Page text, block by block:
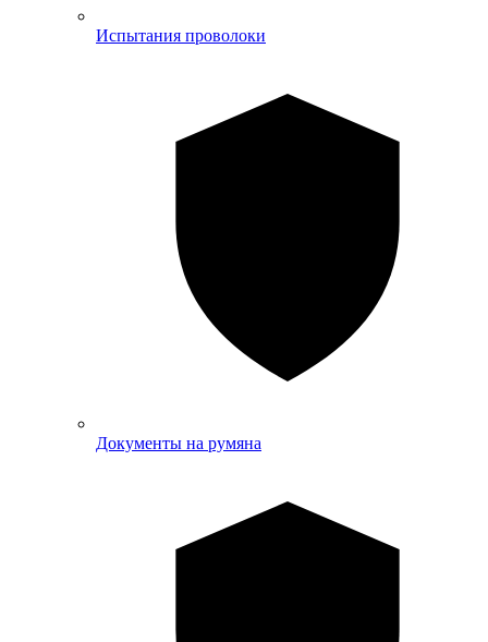
Испытания проволоки
Документы на румяна